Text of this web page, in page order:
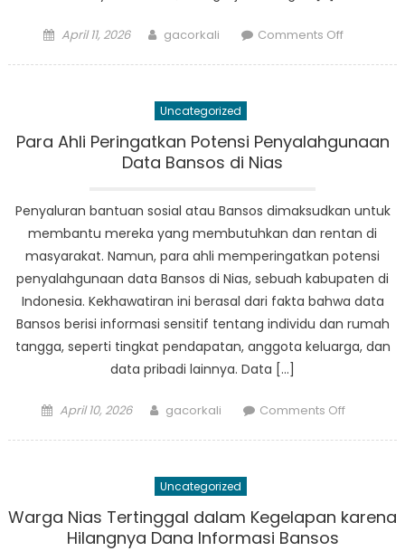
Posted
April 11, 2026 Author
gacorkali Comments Offon
terhadap
Uncategorized
Para Ahli Peringatkan Potensi Penyalahgunaan
Data Bansos di Nias
Penyaluran bantuan sosial atau Bansos dimaksudkan untuk
membantu mereka yang membutuhkan dan rentan di
masyarakat. Namun, para ahli memperingatkan potensi
penyalahgunaan data Bansos di Nias, sebuah kabupaten di
Indonesia. Kekhawatiran ini berasal dari fakta bahwa data
Bansos berisi informasi sensitif tentang individu dan rumah
tangga, seperti tingkat pendapatan, anggota keluarga, dan
data pribadi lainnya. Data […]
Posted
April 10, 2026 Author
gacorkali Comments Offon
Uncategorized
Warga Nias Tertinggal dalam Kegelapan karena
Hilangnya Dana Informasi Bansos